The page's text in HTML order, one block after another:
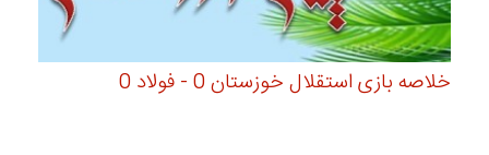
خلاصه بازی استقلال خوزستان 0 - فولاد 0